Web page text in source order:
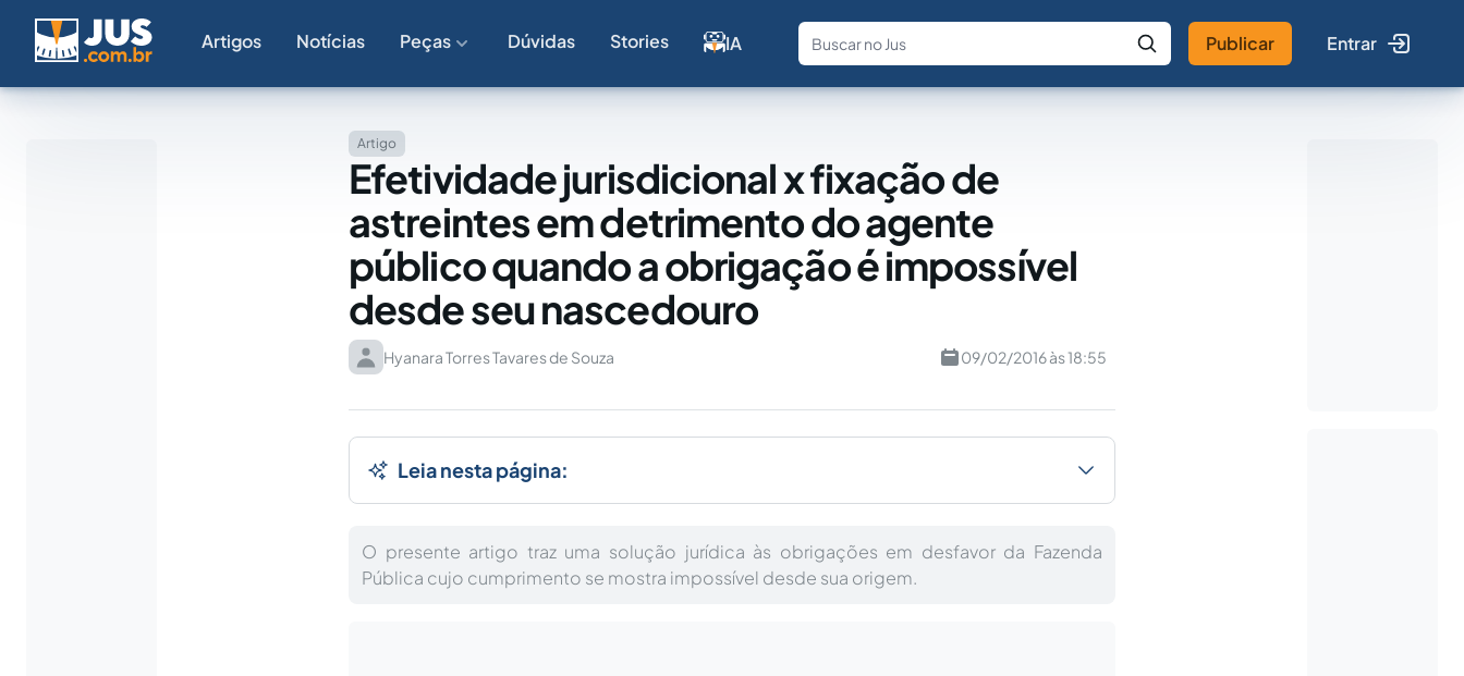
Artigos Notícias Peças Dúvidas Stories IA
Fale com a IA Buscar no Jus
Publicar Entrar
Artigo
Efetividade jurisdicional x fixação de
astreintes em detrimento do agente
público quando a obrigação é impossível
desde seu nascedouro
Hyanara Torres Tavares de Souza 09/02/2016 às 18:55
Leia nesta página:
O presente artigo traz uma solução jurídica às obrigações em desfavor da Fazenda
Pública cujo cumprimento se mostra impossível desde sua origem.